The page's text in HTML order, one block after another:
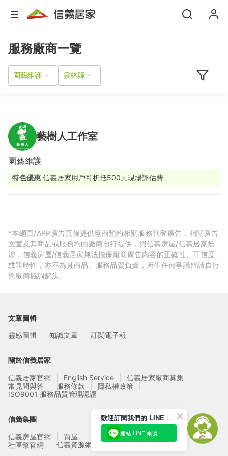
服務廠商一覽
園藝維護
藝樹人工作室
園藝維護
特色優惠 信義居家用戶可折抵500元現場評估費
*本網頁/APP廣告頁僅提供廠商預約相關服務刊登廣告，相關廣告
文宣及其商品或服務均由廠商自行提供，與信義房屋/信義居家無
涉，信義房屋/信義居家無法擔保廠商廣告內容的正確性、可信度
或即時性，亦不為其商品、服務品質負責，所生任何爭議皆請自行
與廠商協調解決。
文章圖輯
靈感圖輯
知識文章 訂閱電子報
關於信義居家
信義居家官網
English Service
信義居家廠商募集
常見問與答
服務條款
隱私權政策
ISO9001 服務品質管理認證
信義集團
信義房屋官網
買屋 租屋
實價登錄
社區幫官網
信義資源網站
歡迎訂閱我們的 LINE 官方帳號
連結 LINE 帳號